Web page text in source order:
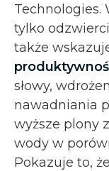
Technologies.
tylko
także
słowy,
nawadniania
wyższe plony
wody w
Pokazuje to,